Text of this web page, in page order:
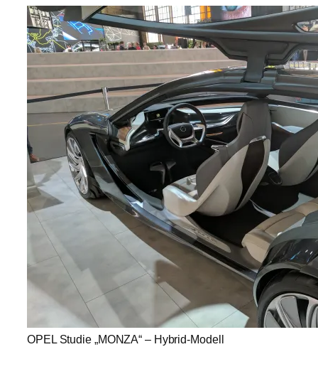
OPEL Studie „MONZA“ – Hybrid-Modell